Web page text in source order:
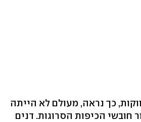
כך נראה, מעולם לא הייתה
חובשי הכיפות הסרוגות. דנים